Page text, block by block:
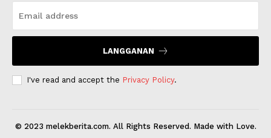
LANGGANAN
I've read and accept the Privacy Policy.
© 2023 melekberita.com. All Rights Reserved. Made with Love.